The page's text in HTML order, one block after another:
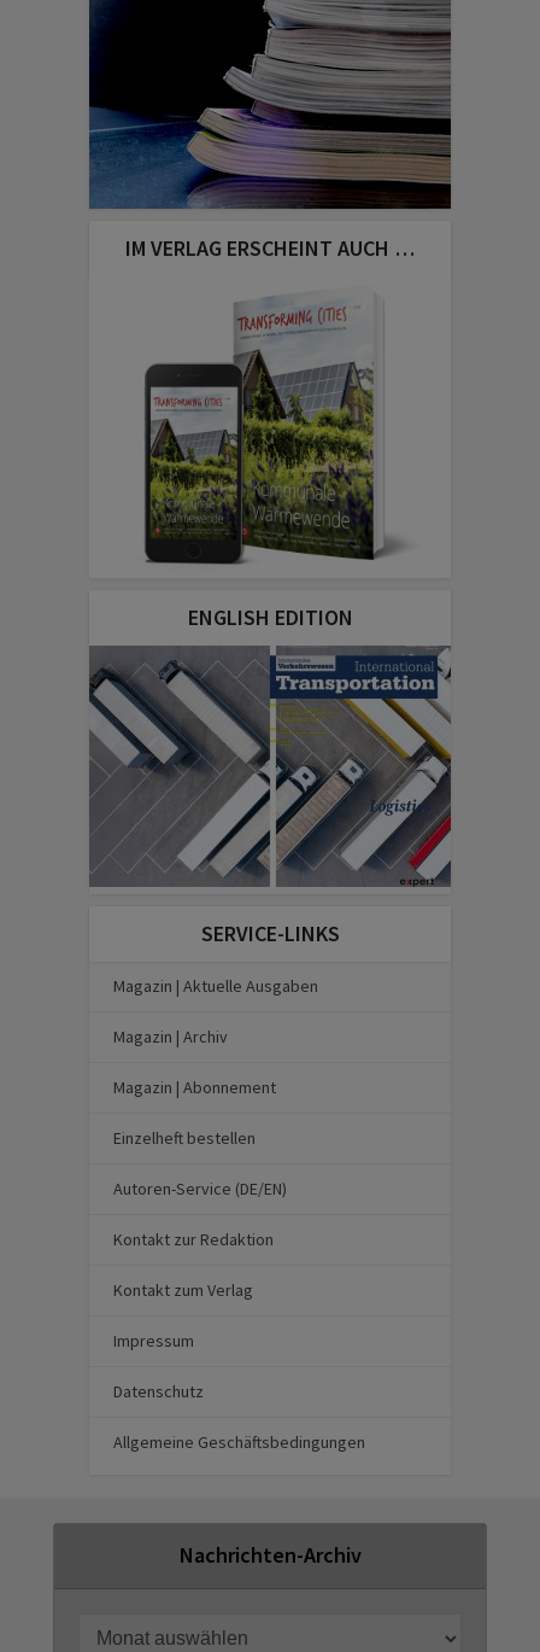
IM VERLAG ERSCHEINT AUCH …
ENGLISH EDITION
SERVICE-LINKS
Magazin | Aktuelle Ausgaben
Magazin | Archiv
Magazin | Abonnement
Einzelheft bestellen
Autoren-Service (DE/EN)
Kontakt zur Redaktion
Kontakt zum Verlag
Impressum
Datenschutz
Allgemeine Geschäftsbedingungen
Nachrichten-Archiv